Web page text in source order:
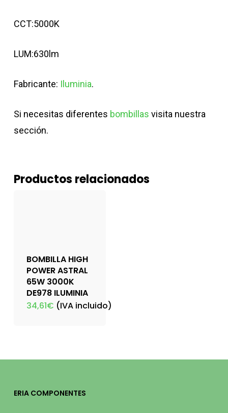
CCT:5000K
LUM:630lm
Fabricante: Iluminia.
Si necesitas diferentes bombillas visita nuestra
sección.
Productos relacionados
BOMBILLA HIGH
POWER ASTRAL
65W 3000K
DE978 ILUMINIA
34,61€ (IVA incluido)
ERIA COMPONENTES